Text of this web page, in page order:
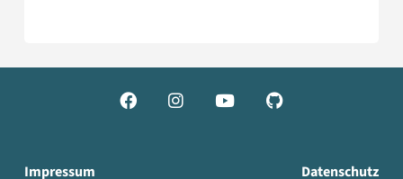
   
Impressum Datenschutz